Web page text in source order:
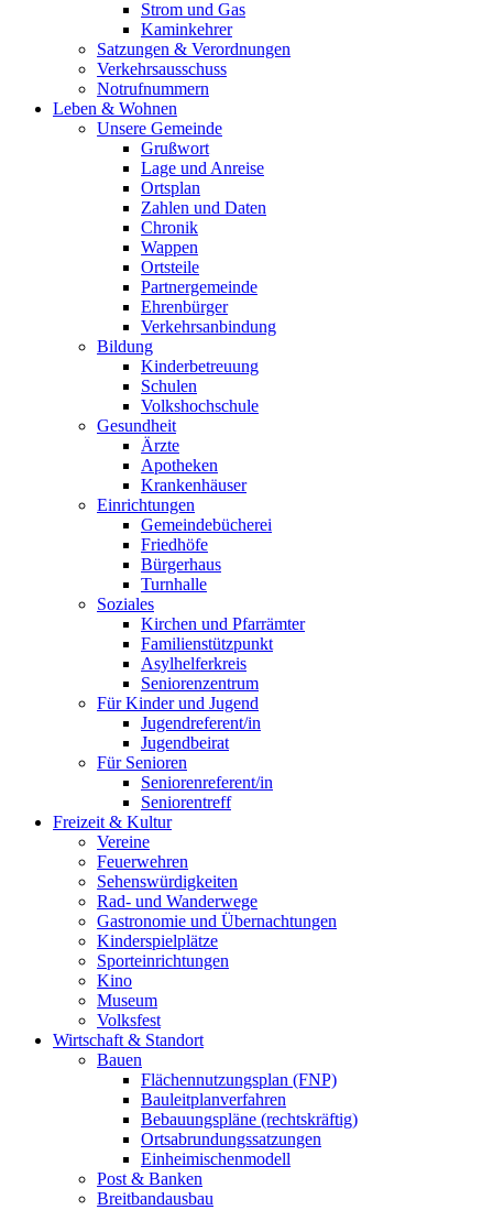
Strom und Gas
Kaminkehrer
Satzungen & Verordnungen
Verkehrsausschuss
Notrufnummern
Leben & Wohnen
Unsere Gemeinde
Grußwort
Lage und Anreise
Ortsplan
Zahlen und Daten
Chronik
Wappen
Ortsteile
Partnergemeinde
Ehrenbürger
Verkehrsanbindung
Bildung
Kinderbetreuung
Schulen
Volkshochschule
Gesundheit
Ärzte
Apotheken
Krankenhäuser
Einrichtungen
Gemeindebücherei
Friedhöfe
Bürgerhaus
Turnhalle
Soziales
Kirchen und Pfarrämter
Familienstützpunkt
Asylhelferkreis
Seniorenzentrum
Für Kinder und Jugend
Jugendreferent/in
Jugendbeirat
Für Senioren
Seniorenreferent/in
Seniorentreff
Freizeit & Kultur
Vereine
Feuerwehren
Sehenswürdigkeiten
Rad- und Wanderwege
Gastronomie und Übernachtungen
Kinderspielplätze
Sporteinrichtungen
Kino
Museum
Volksfest
Wirtschaft & Standort
Bauen
Flächennutzungsplan (FNP)
Bauleitplanverfahren
Bebauungspläne (rechtskräftig)
Ortsabrundungssatzungen
Einheimischenmodell
Post & Banken
Breitbandausbau